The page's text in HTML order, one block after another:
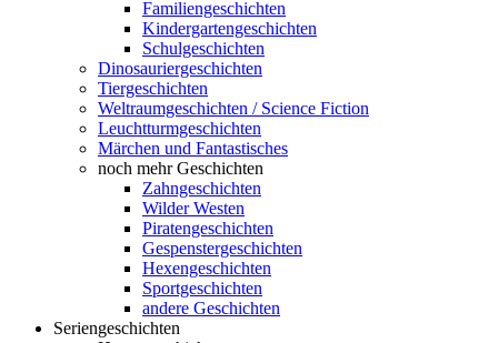
Familiengeschichten
Kindergartengeschichten
Schulgeschichten
Dinosauriergeschichten
Tiergeschichten
Weltraumgeschichten / Science Fiction
Leuchtturmgeschichten
Märchen und Fantastisches
noch mehr Geschichten
Zahngeschichten
Wilder Westen
Piratengeschichten
Gespenstergeschichten
Hexengeschichten
Sportgeschichten
andere Geschichten
Seriengeschichten